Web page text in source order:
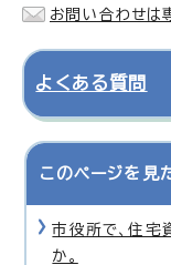
お問い合わせは
よくある質問
このページを見
市役所で、住宅
か。